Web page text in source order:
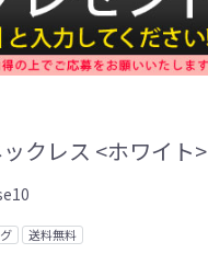
クレス <ホワイト>
送料無料